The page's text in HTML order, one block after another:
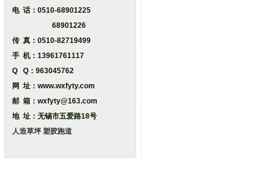
电 话：0510-68901225
68901226
传 真：0510-82719499
手 机：13961761117
Q Q：963045762
网 址：www.wxfyty.com
邮 箱：wxfyty@163.com
地 址：无锡市五爱路18号
人造草坪 塑胶跑道